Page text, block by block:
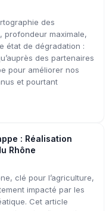
des
profondeur maximale,
état de dégradation :
des partenaires
pour améliorer nos
et pourtant
: Réalisation
Rhône
clé pour l’agriculture,
impacté par les
Cet article